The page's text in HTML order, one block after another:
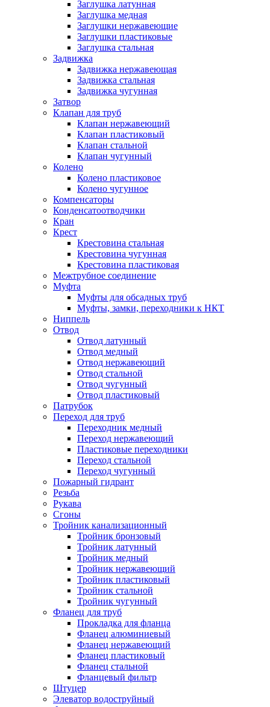
Заглушка латунная
Заглушка медная
Заглушки нержавеющие
Заглушки пластиковые
Заглушка стальная
Задвижка
Задвижка нержавеющая
Задвижка стальная
Задвижка чугунная
Затвор
Клапан для труб
Клапан нержавеющий
Клапан пластиковый
Клапан стальной
Клапан чугунный
Колено
Колено пластиковое
Колено чугунное
Компенсаторы
Конденсатоотводчики
Кран
Крест
Крестовина стальная
Крестовина чугунная
Крестовина пластиковая
Межтрубное соединение
Муфта
Муфты для обсадных труб
Муфты, замки, переходники к НКТ
Ниппель
Отвод
Отвод латунный
Отвод медный
Отвод нержавеющий
Отвод стальной
Отвод чугунный
Отвод пластиковый
Патрубок
Переход для труб
Переходник медный
Переход нержавеющий
Пластиковые переходники
Переход стальной
Переход чугунный
Пожарный гидрант
Резьба
Рукава
Сгоны
Тройник канализационный
Тройник бронзовый
Тройник латунный
Тройник медный
Тройник нержавеющий
Тройник пластиковый
Тройник стальной
Тройник чугунный
Фланец для труб
Прокладка для фланца
Фланец алюминиевый
Фланец нержавеющий
Фланец пластиковый
Фланец стальной
Фланцевый фильтр
Штуцер
Элеватор водоструйный